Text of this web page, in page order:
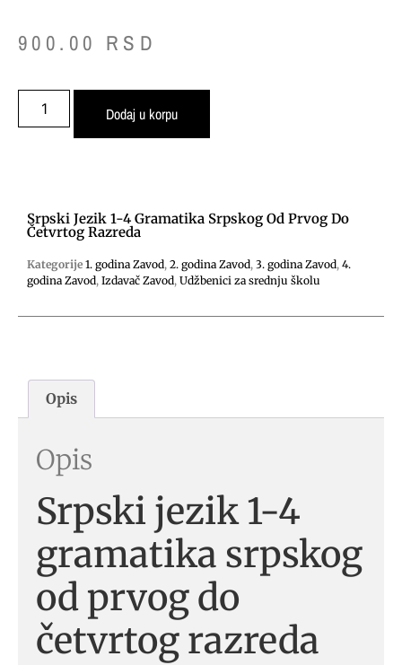
900.00 RSD
Dodaj u korpu
Srpski Jezik 1-4 Gramatika Srpskog Od Prvog Do
Četvrtog Razreda
Kategorije 1. godina Zavod, 2. godina Zavod, 3. godina Zavod, 4.
godina Zavod, Izdavač Zavod, Udžbenici za srednju školu
Opis
Opis
Srpski jezik 1-4
gramatika srpskog
od prvog do
četvrtog razreda